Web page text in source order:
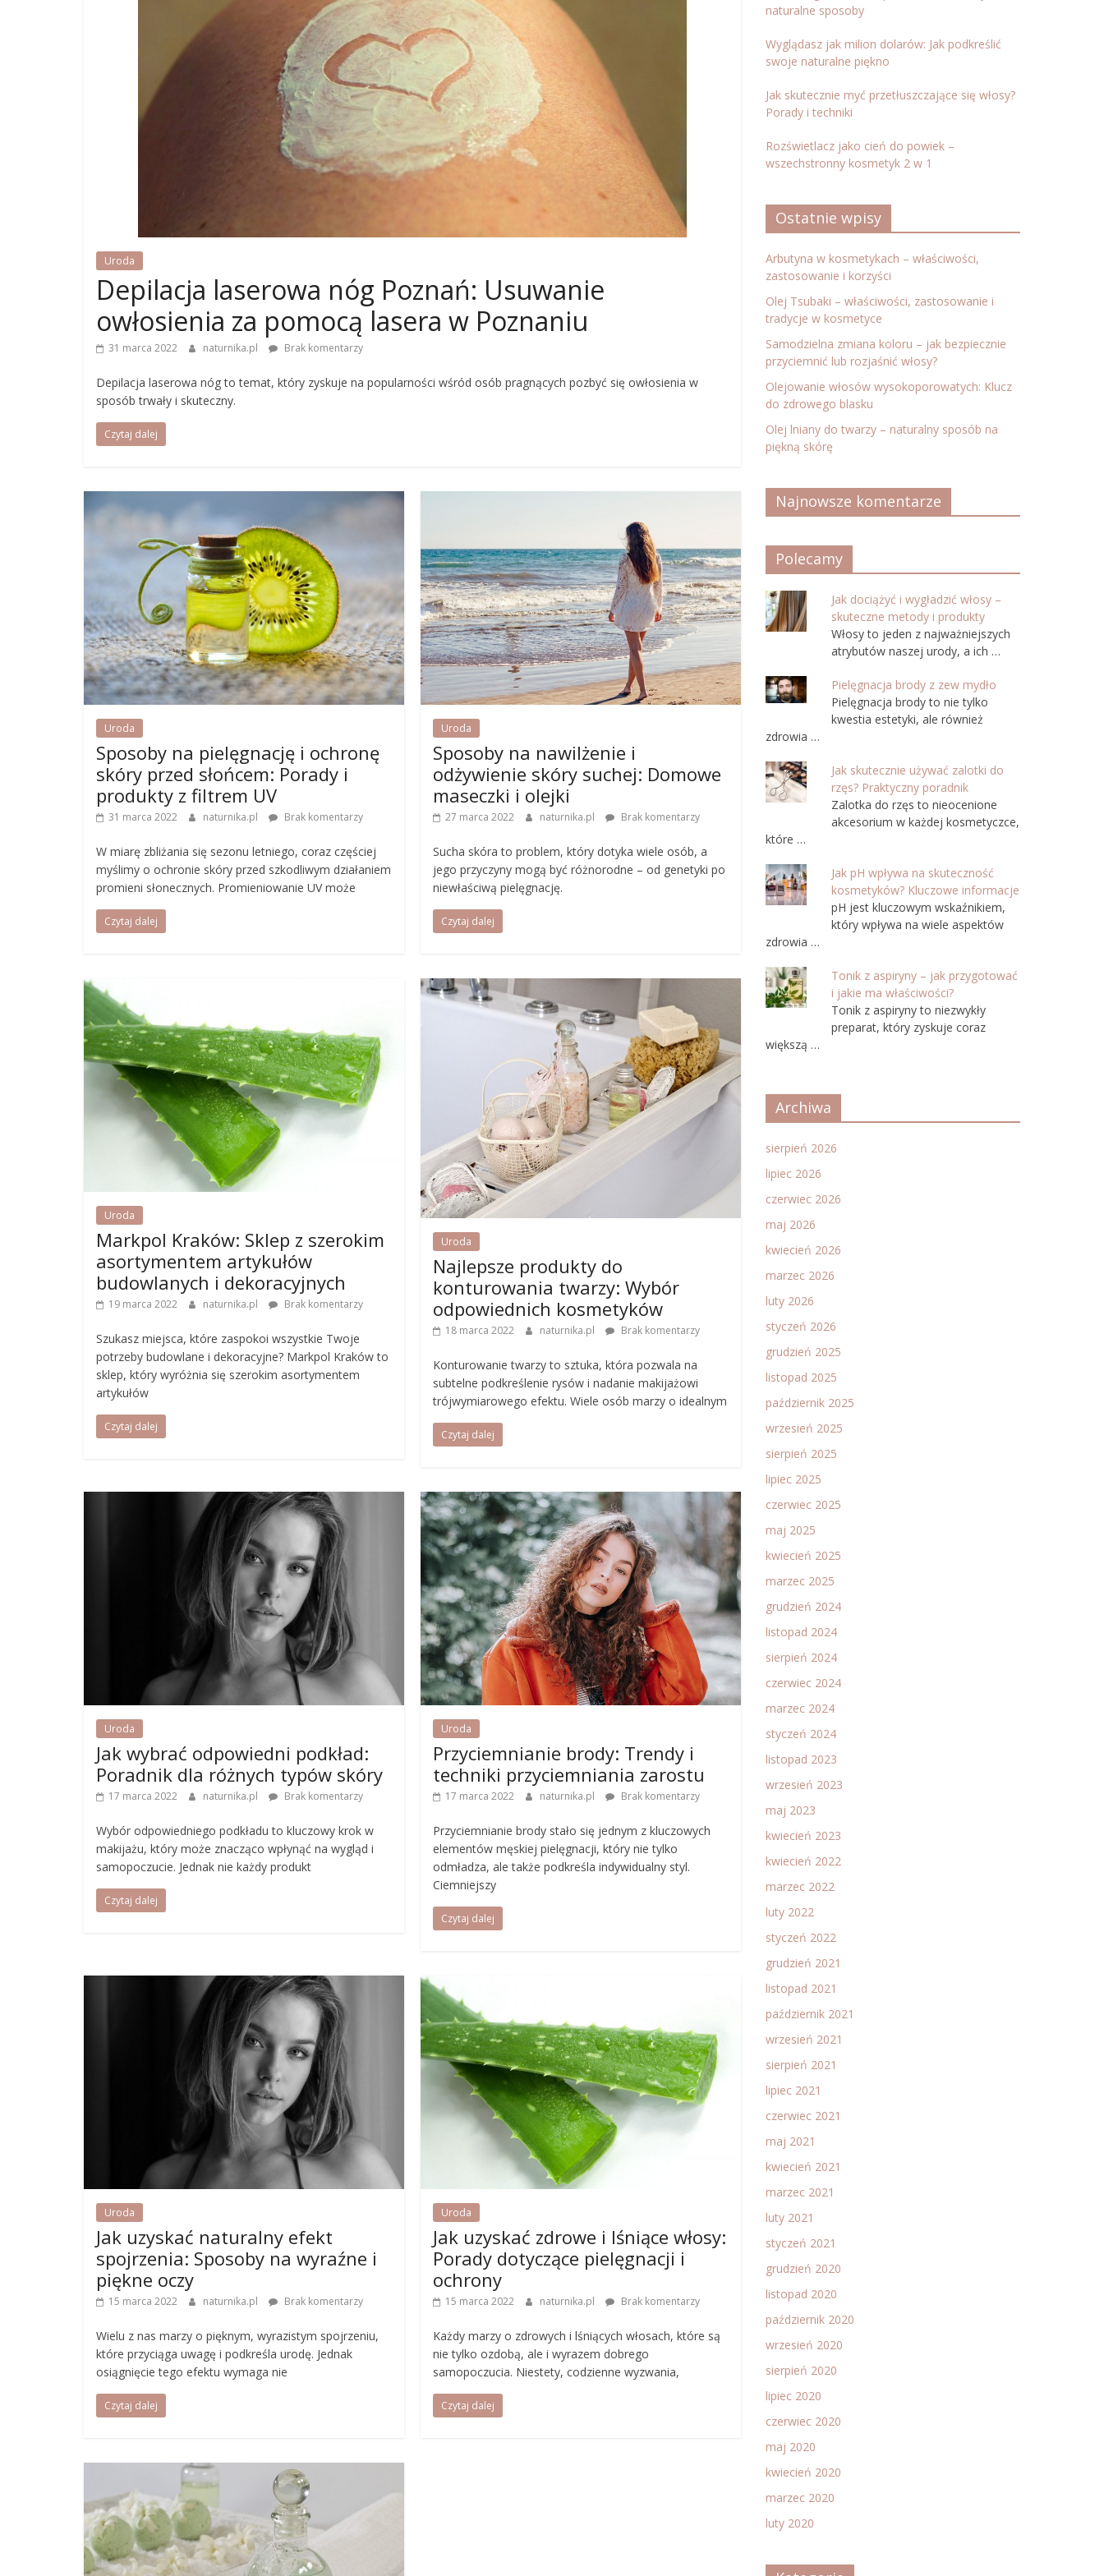
Uroda
Depilacja laserowa nóg Poznań: Usuwanie
owłosienia za pomocą lasera w Poznaniu
31 marca 2022 naturnika.pl Brak komentarzy
Depilacja laserowa nóg to temat, który zyskuje na popularności wśród osób pragnących pozbyć się owłosienia w
sposób trwały i skuteczny.
Czytaj dalej
Uroda
Sposoby na pielęgnację i ochronę
skóry przed słońcem: Porady i
produkty z filtrem UV
31 marca 2022 naturnika.pl Brak komentarzy
W miarę zbliżania się sezonu letniego, coraz częściej
myślimy o ochronie skóry przed szkodliwym działaniem
promieni słonecznych. Promieniowanie UV może
Czytaj dalej
Uroda
Sposoby na nawilżenie i
odżywienie skóry suchej: Domowe
maseczki i olejki
27 marca 2022 naturnika.pl Brak komentarzy
Sucha skóra to problem, który dotyka wiele osób, a
jego przyczyny mogą być różnorodne – od genetyki po
niewłaściwą pielęgnację.
Czytaj dalej
Uroda
Markpol Kraków: Sklep z szerokim
asortymentem artykułów
budowlanych i dekoracyjnych
19 marca 2022 naturnika.pl Brak komentarzy
Szukasz miejsca, które zaspokoi wszystkie Twoje
potrzeby budowlane i dekoracyjne? Markpol Kraków to
sklep, który wyróżnia się szerokim asortymentem
artykułów
Czytaj dalej
Uroda
Najlepsze produkty do
konturowania twarzy: Wybór
odpowiednich kosmetyków
18 marca 2022 naturnika.pl Brak komentarzy
Konturowanie twarzy to sztuka, która pozwala na
subtelne podkreślenie rysów i nadanie makijażowi
trójwymiarowego efektu. Wiele osób marzy o idealnym
Czytaj dalej
Uroda
Jak wybrać odpowiedni podkład:
Poradnik dla różnych typów skóry
17 marca 2022 naturnika.pl Brak komentarzy
Wybór odpowiedniego podkładu to kluczowy krok w
makijażu, który może znacząco wpłynąć na wygląd i
samopoczucie. Jednak nie każdy produkt
Czytaj dalej
Uroda
Przyciemnianie brody: Trendy i
techniki przyciemniania zarostu
17 marca 2022 naturnika.pl Brak komentarzy
Przyciemnianie brody stało się jednym z kluczowych
elementów męskiej pielęgnacji, który nie tylko
odmładza, ale także podkreśla indywidualny styl.
Ciemniejszy
Czytaj dalej
Uroda
Jak uzyskać naturalny efekt
spojrzenia: Sposoby na wyraźne i
piękne oczy
15 marca 2022 naturnika.pl Brak komentarzy
Wielu z nas marzy o pięknym, wyrazistym spojrzeniu,
które przyciąga uwagę i podkreśla urodę. Jednak
osiągnięcie tego efektu wymaga nie
Czytaj dalej
Uroda
Jak uzyskać zdrowe i lśniące włosy:
Porady dotyczące pielęgnacji i
ochrony
15 marca 2022 naturnika.pl Brak komentarzy
Każdy marzy o zdrowych i lśniących włosach, które są
nie tylko ozdobą, ale i wyrazem dobrego
samopoczucia. Niestety, codzienne wyzwania,
Czytaj dalej
naturalne sposoby
Wyglądasz jak milion dolarów: Jak podkreślić
swoje naturalne piękno
Jak skutecznie myć przetłuszczające się włosy?
Porady i techniki
Rozświetlacz jako cień do powiek –
wszechstronny kosmetyk 2 w 1
Ostatnie wpisy
Arbutyna w kosmetykach – właściwości,
zastosowanie i korzyści
Olej Tsubaki – właściwości, zastosowanie i
tradycje w kosmetyce
Samodzielna zmiana koloru – jak bezpiecznie
przyciemnić lub rozjaśnić włosy?
Olejowanie włosów wysokoporowatych: Klucz
do zdrowego blasku
Olej lniany do twarzy – naturalny sposób na
piękną skórę
Najnowsze komentarze
Polecamy
Jak dociążyć i wygładzić włosy –
skuteczne metody i produkty
Włosy to jeden z najważniejszych
atrybutów naszej urody, a ich …
Pielęgnacja brody z zew mydło
Pielęgnacja brody to nie tylko
kwestia estetyki, ale również
zdrowia …
Jak skutecznie używać zalotki do
rzęs? Praktyczny poradnik
Zalotka do rzęs to nieocenione
akcesorium w każdej kosmetyczce,
które …
Jak pH wpływa na skuteczność
kosmetyków? Kluczowe informacje
pH jest kluczowym wskaźnikiem,
który wpływa na wiele aspektów
zdrowia …
Tonik z aspiryny – jak przygotować
i jakie ma właściwości?
Tonik z aspiryny to niezwykły
preparat, który zyskuje coraz
większą …
Archiwa
sierpień 2026
lipiec 2026
czerwiec 2026
maj 2026
kwiecień 2026
marzec 2026
luty 2026
styczeń 2026
grudzień 2025
listopad 2025
październik 2025
wrzesień 2025
sierpień 2025
lipiec 2025
czerwiec 2025
maj 2025
kwiecień 2025
marzec 2025
grudzień 2024
listopad 2024
sierpień 2024
czerwiec 2024
marzec 2024
styczeń 2024
listopad 2023
wrzesień 2023
maj 2023
kwiecień 2023
kwiecień 2022
marzec 2022
luty 2022
styczeń 2022
grudzień 2021
listopad 2021
październik 2021
wrzesień 2021
sierpień 2021
lipiec 2021
czerwiec 2021
maj 2021
kwiecień 2021
marzec 2021
luty 2021
styczeń 2021
grudzień 2020
listopad 2020
październik 2020
wrzesień 2020
sierpień 2020
lipiec 2020
czerwiec 2020
maj 2020
kwiecień 2020
marzec 2020
luty 2020